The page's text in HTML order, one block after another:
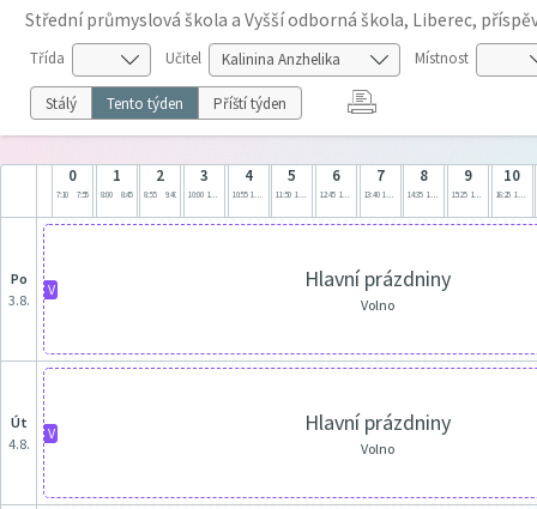
Střední průmyslová škola a Vyšší odborná škola, Liberec,
Třída Učitel Místnost
Stálý Tento týden Příští týden
0
7:10 7:55
1
8:00 8:45
2
8:55 9:40
3
10:00 10:45
4
10:55 11:40
5
11:50 12:35
6
12:45 13:30
7
13:40 14:25
8
14:35 15:20
9
15:25 16:10
10
16:25 17:10
po
3.8.
V Hlavní prázdniny
Volno
út
4.8.
V Hlavní prázdniny
Volno